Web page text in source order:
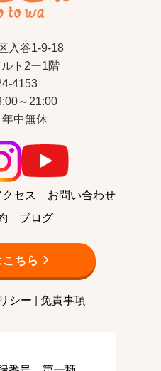
入谷1-9-18
ト2ー1階
4153
～21:00
中無休
クセス
お問い合わせ
ブログ
ちら
シー | 免責事項